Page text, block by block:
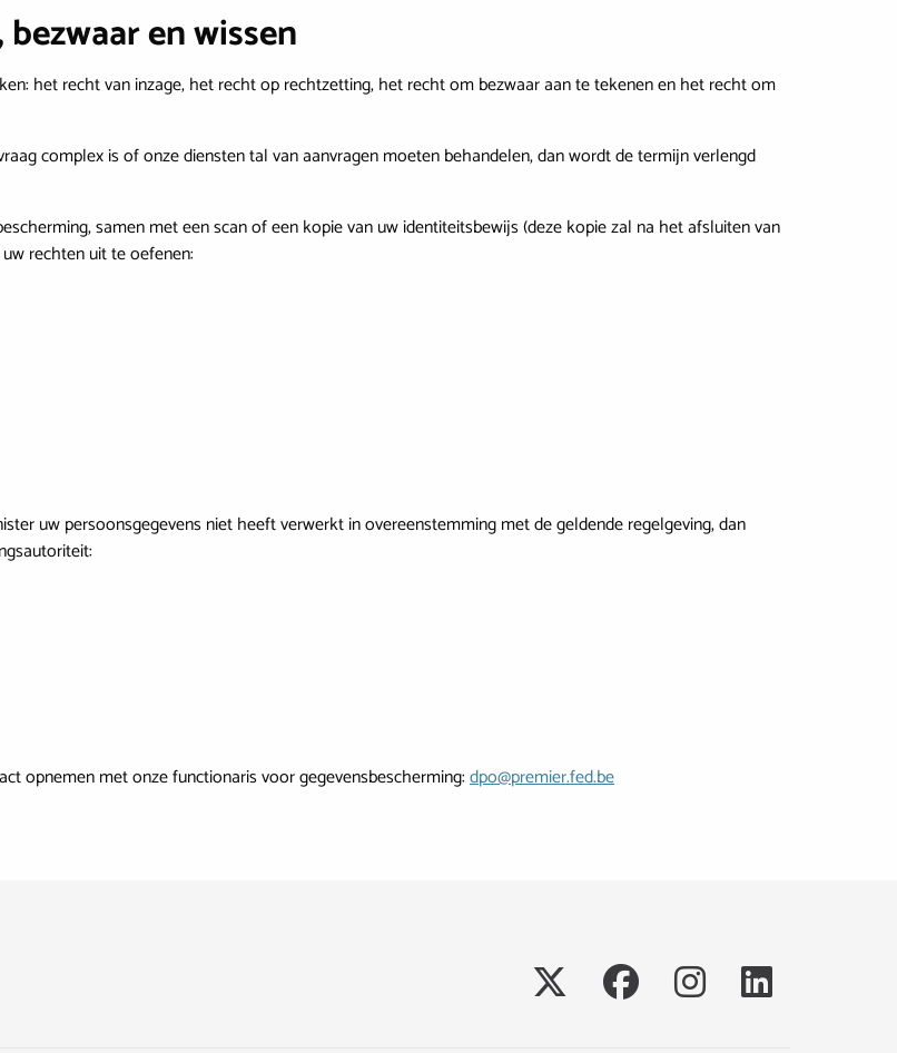
en wissen
het recht van inzage, het recht op rechtzetting, het recht om bezwaar aan te tekenen en het recht om
complex is of onze diensten tal van aanvragen moeten behandelen, dan wordt de termijn verlengd
samen met een scan of een kopie van uw identiteitsbewijs (deze kopie zal na het afsluiten van
rechten uit te oefenen:
uw persoonsgegevens niet heeft verwerkt in overeenstemming met de geldende regelgeving, dan
opnemen met onze functionaris voor gegevensbescherming:dpo@premier.fed.be
Social